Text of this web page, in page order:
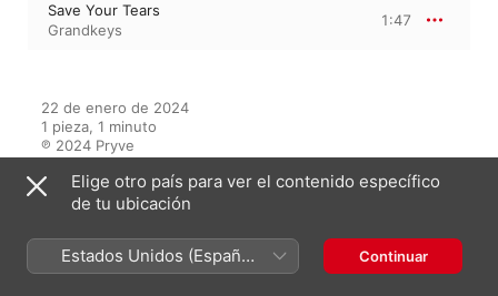
Save Your Tears
Grandkeys
1:47
22 de enero de 2024
1 pieza, 1 minuto
℗ 2024 Pryve
Elige otro país para ver el contenido específico
de tu ubicación
Estados Unidos (Español
México)
Continuar